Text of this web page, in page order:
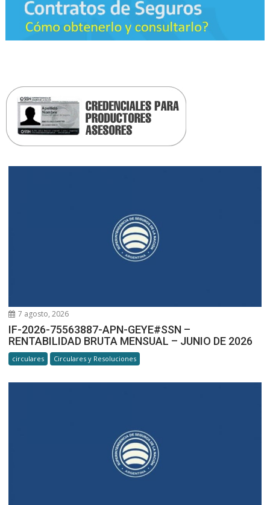
7 agosto, 2026
IF-2026-75563887-APN-GEYE#SSN –
RENTABILIDAD BRUTA MENSUAL – JUNIO DE 2026
circulares Circulares y Resoluciones